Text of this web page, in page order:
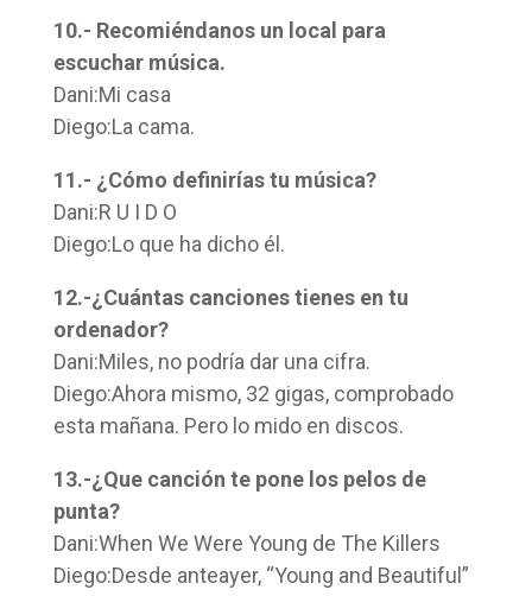
10.- Recomiéndanos un local para
escuchar música.
Dani:Mi casa
Diego:La cama.
11.- ¿Cómo definirías tu música?
Dani:R U I D O
Diego:Lo que ha dicho él.
12.-¿Cuántas canciones tienes en tu
ordenador?
Dani:Miles, no podría dar una cifra.
Diego:Ahora mismo, 32 gigas, comprobado
esta mañana. Pero lo mido en discos.
13.-¿Que canción te pone los pelos de
punta?
Dani:When We Were Young de The Killers
Diego:Desde anteayer, “Young and Beautiful”